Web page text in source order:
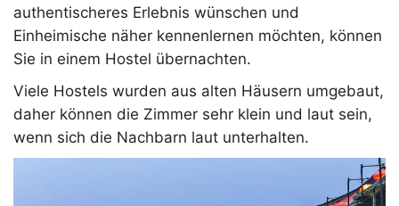
authentischeres Erlebnis wünschen und
Einheimische näher kennenlernen möchten, können
Sie in einem Hostel übernachten.
Viele Hostels wurden aus alten Häusern umgebaut,
daher können die Zimmer sehr klein und laut sein,
wenn sich die Nachbarn laut unterhalten.